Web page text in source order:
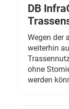
DB
Wegen der
weiterhin
ohne
werden